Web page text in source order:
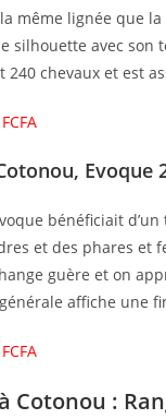
la même lignée que
silhouette avec son
chevaux et est
Evoque
bénéficiait
et des phares
guère et on
affiche une
Cotonou :